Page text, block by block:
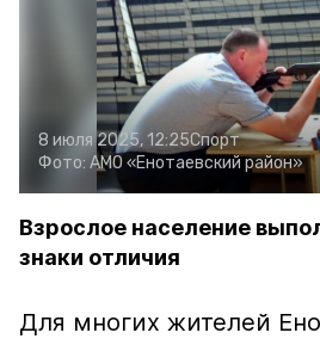
8 июля 2025, 12:25Спорт
Фото: АМО «Енотаевский район»
Взрослое население
знаки отличия
Для многих жителей